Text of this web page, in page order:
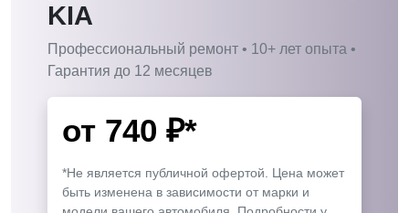
KIA
Профессиональный ремонт • 10+ лет опыта •
Гарантия до 12 месяцев
от 740 ₽*
*Не является публичной офертой. Цена может
быть изменена в зависимости от марки и